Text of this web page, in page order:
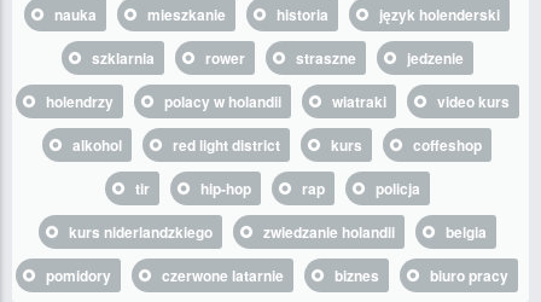
nauka
mieszkanie historia
język holenderski
szklarnia
rower straszne
jedzenie
holendrzy
polacy w holandii wiatraki
video kurs
alkohol
red light district kurs
coffeshop
tir
hip-hop rap
policja
kurs niderlandzkiego
zwiedzanie holandii
belgia
pomidory
czerwone latarnie biznes biuro pracy